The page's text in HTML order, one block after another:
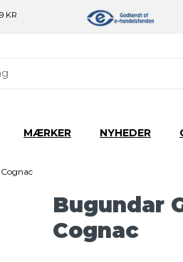
KR
MÆRKER NYHEDER
Bugundar
Cognac